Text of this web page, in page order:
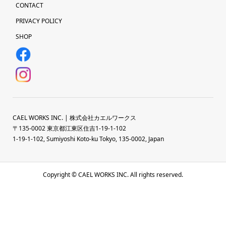
CONTACT
PRIVACY POLICY
SHOP
CAEL WORKS INC. | 株式会社カエルワークス
〒135-0002 東京都江東区住吉1-19-1-102
1-19-1-102, Sumiyoshi Koto-ku Tokyo, 135-0002, Japan
Copyright © CAEL WORKS INC. All rights reserved.